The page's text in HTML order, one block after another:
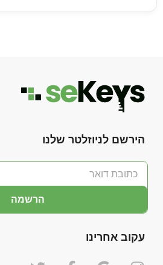
הירשם לניוזלטר שלנו
הרשמה
עקוב אחרינו